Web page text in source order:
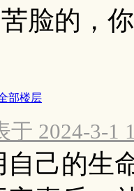
脸的，
部楼层
2024-3-1
己的生